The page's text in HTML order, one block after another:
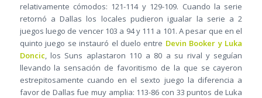
relativamente cómodos: 121-114 y 129-109. Cuando la serie
retornó a Dallas los locales pudieron igualar la serie a 2
juegos luego de vencer 103 a 94 y 111 a 101. A pesar que en el
quinto juego se instauró el duelo entre Devin Booker y Luka
Doncic, los Suns aplastaron 110 a 80 a su rival y seguían
llevando la sensación de favoritismo de la que se cayeron
estrepitosamente cuando en el sexto juego la diferencia a
favor de Dallas fue muy amplia: 113-86 con 33 puntos de Luka